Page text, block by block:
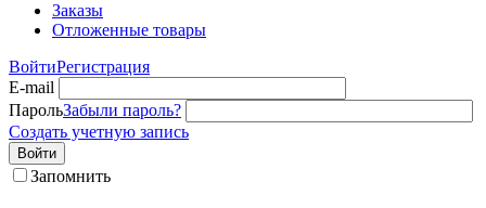
Заказы
Отложенные товары
ВойтиРегистрация
E-mail
ПарольЗабыли пароль?
Создать учетную запись
Войти
Запомнить